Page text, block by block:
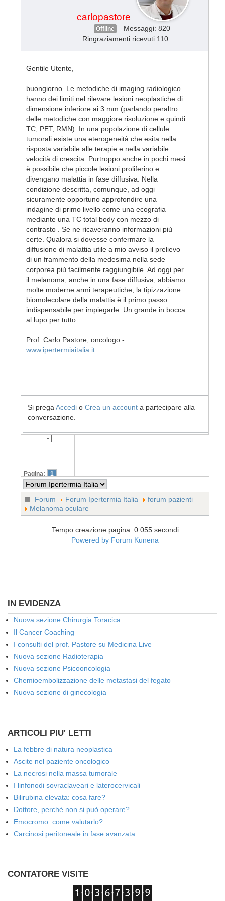
carlopastore
Offline
Messaggi: 820
Ringraziamenti ricevuti 110
Gentile Utente,
buongiorno. Le metodiche di imaging radiologico
hanno dei limiti nel rilevare lesioni neoplastiche di
dimensione inferiore ai 3 mm (parlando peraltro
delle metodiche con maggiore risoluzione e quindi
TC, PET, RMN). In una popolazione di cellule
tumorali esiste una eterogeneità che esita nella
risposta variabile alle terapie e nella variabile
velocità di crescita. Purtroppo anche in pochi mesi
è possibile che piccole lesioni proliferino e
divengano malattia in fase diffusiva. Nella
condizione descritta, comunque, ad oggi
sicuramente opportuno approfondire una
indagine di primo livello come una ecografia
mediante una TC total body con mezzo di
contrasto . Se ne ricaveranno informazioni più
certe. Qualora si dovesse confermare la
diffusione di malattia utile a mio avviso il prelievo
di un frammento della medesima nella sede
corporea più facilmente raggiungibile. Ad oggi per
il melanoma, anche in una fase diffusiva, abbiamo
molte moderne armi terapeutiche; la tipizzazione
biomolecolare della malattia è il primo passo
indispensabile per impiegarle. Un grande in bocca
al lupo per tutto
Prof. Carlo Pastore, oncologo -
www.ipertermiaitalia.it
Si prega Accedi o Crea un account a partecipare alla
conversazione.
Pagina: 1
Forum Forum Ipertermia Italia
forum pazienti
Melanoma oculare
Tempo creazione pagina: 0.055 secondi
Powered by Forum Kunena
IN EVIDENZA
Nuova sezione Chirurgia Toracica
Il Cancer Coaching
I consulti del prof. Pastore su Medicina Live
Nuova sezione Radioterapia
Nuova sezione Psicooncologia
Chemioembolizzazione delle metastasi del fegato
Nuova sezione di ginecologia
ARTICOLI PIU' LETTI
La febbre di natura neoplastica
Ascite nel paziente oncologico
La necrosi nella massa tumorale
I linfonodi sovraclaveari e laterocervicali
Bilirubina elevata: cosa fare?
Dottore, perché non si può operare?
Emocromo: come valutarlo?
Carcinosi peritoneale in fase avanzata
CONTATORE VISITE